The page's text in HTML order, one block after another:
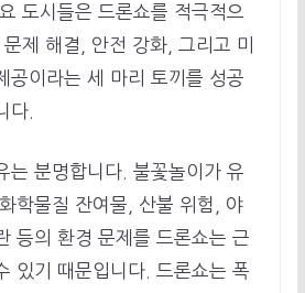
도시들은 드론쇼를 적극적으
제 해결, 안전 강화, 그리고 미
공이라는 세 마리 토끼를 성공
다.
는 분명합니다. 불꽃놀이가 유
학물질 잔여물, 산불 위험, 야
등의 환경 문제를 드론쇼는 근
있기 때문입니다. 드론쇼는 폭